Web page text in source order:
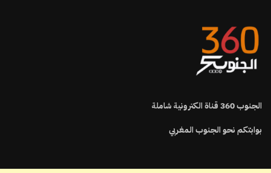
الجنوب360قناة الكترونية شاملة
بوابتكم نحو الجنوب المغربي